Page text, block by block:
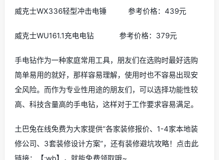
由中国人自主创立、拥有高端品牌的跨国公司。专注于用
其针对于家庭用户，对品质有专业级的把控和要求，使得
产品价格
威克士12伏WU137锂电双速电钻 参考价格：499元
威克士WX336轻型冲击电锤 参考价格：439元
威克士WU161.1充电电钻 参考价格：379元